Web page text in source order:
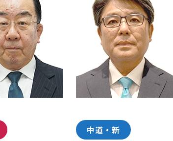
中道・新